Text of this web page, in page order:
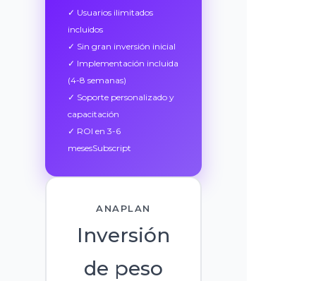
✓ Usuarios ilimitados
incluidos
✓ Sin gran inversión inicial
✓ Implementación incluida
(4-8 semanas)
✓ Soporte personalizado y
capacitación
✓ ROI en 3-6
mesesSubscript
ANAPLAN
Inversión
de peso